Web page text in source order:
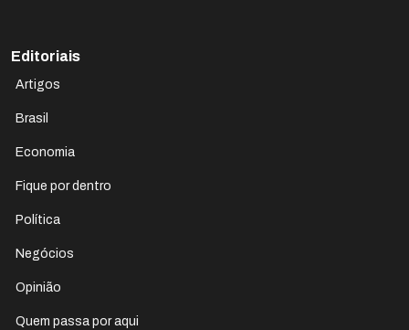
Editoriais
Artigos
Brasil
Economia
Fique por dentro
Política
Negócios
Opinião
Quem passa por aqui